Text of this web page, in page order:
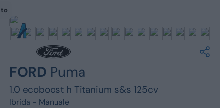
Marchi
FORD Puma
1.0 ecoboost h Titanium s&s 125cv
Ibrida - Manuale